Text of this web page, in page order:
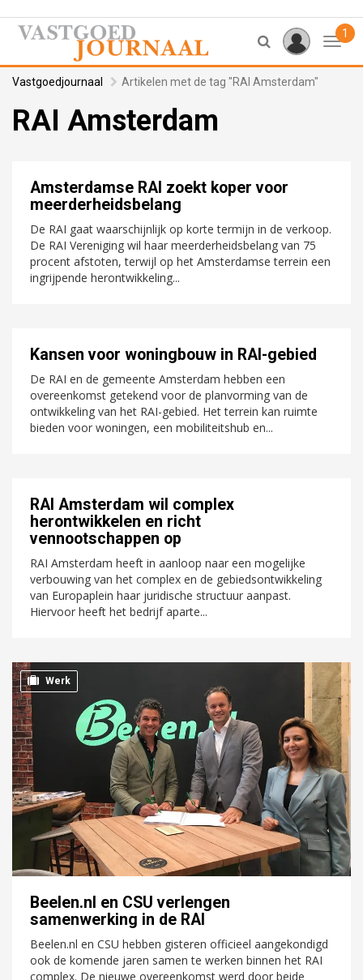
1
Vastgoedjournaal Artikelen met de tag "RAI Amsterdam"
RAI Amsterdam
Amsterdamse RAI zoekt koper voor
meerderheidsbelang
De RAI gaat waarschijnlijk op korte termijn in de verkoop.
De RAI Vereniging wil haar meerderheidsbelang van 75
procent afstoten, terwijl op het Amsterdamse terrein een
ingrijpende herontwikkeling...
Kansen voor woningbouw in RAI-gebied
De RAI en de gemeente Amsterdam hebben een
overeenkomst getekend voor de planvorming van de
ontwikkeling van het RAI-gebied. Het terrein kan ruimte
bieden voor woningen, een mobiliteitshub en...
RAI Amsterdam wil complex
herontwikkelen en richt
vennootschappen op
RAI Amsterdam heeft in aanloop naar een mogelijke
verbouwing van het complex en de gebiedsontwikkeling
van Europaplein haar juridische structuur aanpast.
Hiervoor heeft het bedrijf aparte...
Werk
Beelen.nl en CSU verlengen
samenwerking in de RAI
Beelen.nl en CSU hebben gisteren officieel aangekondigd
ook de komende jaren samen te werken binnen het RAI
complex. De nieuwe overeenkomst werd door beide